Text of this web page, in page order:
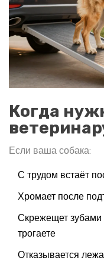
Когда
Если ваша собака:
С трудом встаёт
Хромает после
Скрежещет зубами
трогаете
Отказывается